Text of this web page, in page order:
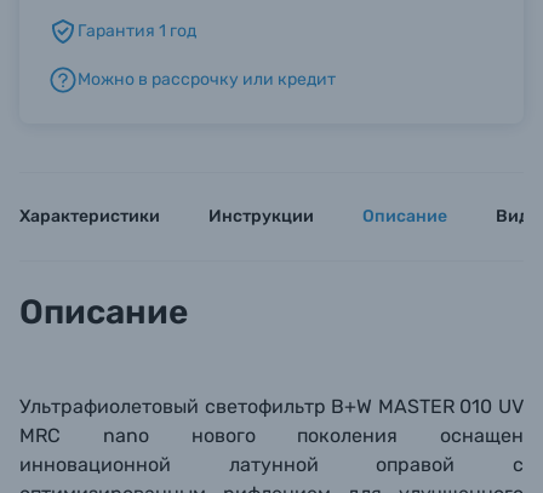
Б/У фототехника (Комиссионные товары)
Гарантия 1 год
Можно в рассрочку или кредит
Характеристики Инструкции Описание
Описание
Ультрафиолетовый светофильтр B+W MASTER 010 UV
MRC nano нового поколения оснащен
инновационной латунной оправой с